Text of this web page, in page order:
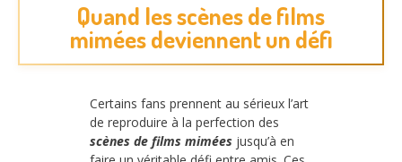
Quand les scènes de films
mimées deviennent un défi
Certains fans prennent au sérieux l’art
de reproduire à la perfection des
scènes de films mimées jusqu’à en